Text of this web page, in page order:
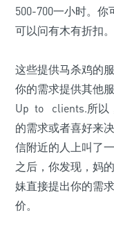
500-700一小时。
可以问有木有折扣。
这些提供马杀鸡的
你的需求提供其他
Up to clients.所以
的需求或者喜好来
信附近的人上叫了
之后，你发现，妈
妹直接提出你的需
价。